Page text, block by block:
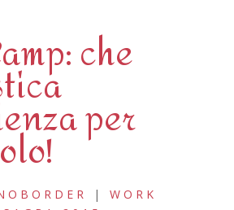
che
per
| WORK